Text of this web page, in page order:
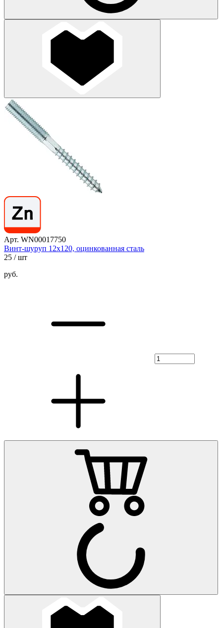
Арт. WN00017750
Винт-шуруп 12х120, оцинкованная сталь
25 / шт
руб.